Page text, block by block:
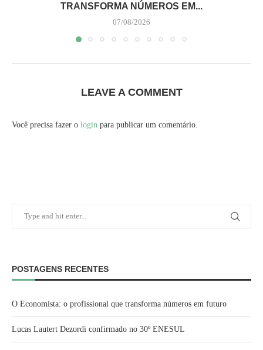
TRANSFORMA NÚMEROS EM...
07/08/2026
LEAVE A COMMENT
Você precisa fazer o login para publicar um comentário.
POSTAGENS RECENTES
O Economista: o profissional que transforma números em futuro
Lucas Lautert Dezordi confirmado no 30º ENESUL